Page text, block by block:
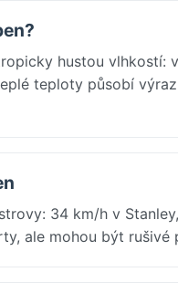
hustou vlhkostí:
teploty působí
34 km/h v
ale mohou být rušivé